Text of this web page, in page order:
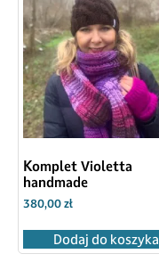
Komplet Violetta
handmade
380,00zł
Dodaj do koszyka